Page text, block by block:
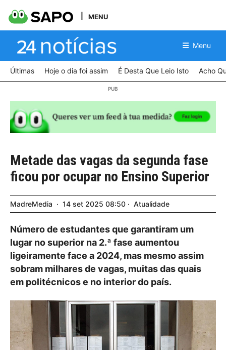
MENU
Menu
Últimas Hoje o dia foi assim É Desta Que Leio Isto Acho
Metade das vagas da segunda fase
ficou por ocupar no Ensino Superior
MadreMedia 14 set 2025 08:50 Atualidade
Número de estudantes que garantiram um
lugar no superior na 2.ª fase aumentou
ligeiramente face a 2024, mas mesmo assim
sobram milhares de vagas, muitas das quais
em politécnicos e no interior do país.